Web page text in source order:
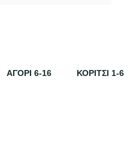
ΑΓΟΡΙ 6-16 ΚΟΡΙΤΣΙ 1-6